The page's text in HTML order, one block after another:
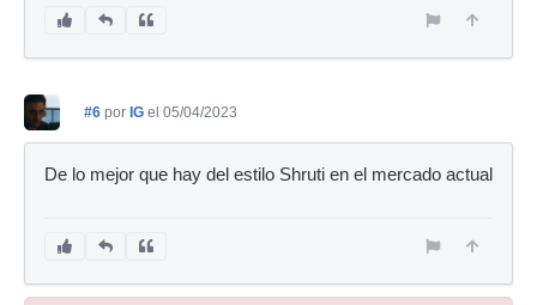
#6 por IG el 05/04/2023
De lo mejor que hay del estilo Shruti en el mercado actual